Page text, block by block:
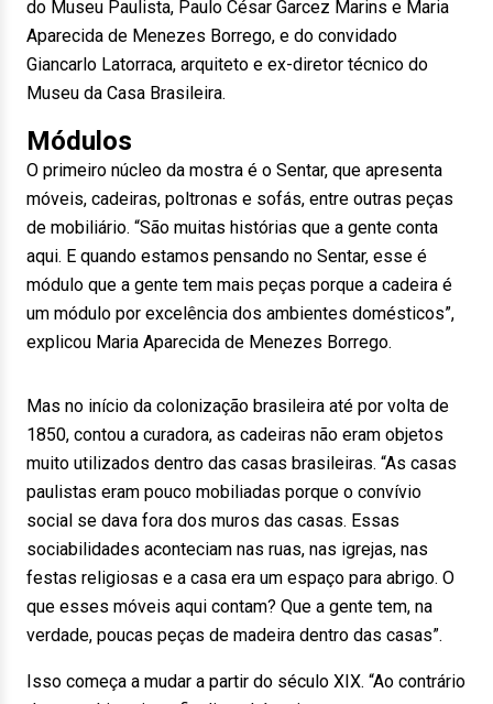
do Museu Paulista, Paulo César Garcez Marins e Maria
Aparecida de Menezes Borrego, e do convidado
Giancarlo Latorraca, arquiteto e ex-diretor técnico do
Museu da Casa Brasileira.
Módulos
O primeiro núcleo da mostra é o Sentar, que apresenta
móveis, cadeiras, poltronas e sofás, entre outras peças
de mobiliário. “São muitas histórias que a gente conta
aqui. E quando estamos pensando no Sentar, esse é
módulo que a gente tem mais peças porque a cadeira é
um módulo por excelência dos ambientes domésticos”,
explicou Maria Aparecida de Menezes Borrego.
Mas no início da colonização brasileira até por volta de
1850, contou a curadora, as cadeiras não eram objetos
muito utilizados dentro das casas brasileiras. “As casas
paulistas eram pouco mobiliadas porque o convívio
social se dava fora dos muros das casas. Essas
sociabilidades aconteciam nas ruas, nas igrejas, nas
festas religiosas e a casa era um espaço para abrigo. O
que esses móveis aqui contam? Que a gente tem, na
verdade, poucas peças de madeira dentro das casas”.
Isso começa a mudar a partir do século XIX. “Ao contrário